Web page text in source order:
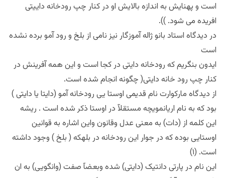
است و پهنایش به اندازه بالایش او در کنار چپ رودخانه داییتی
افریده می شود. )).
در دیدگاه استاد بانو ژاله آموزگار نیز نامی از بلخ و رود آمو برده نشده
است
ایدون بنگریم که رودخانه دایتی در کجا است و این همه آفرینش در
کنار چپ رود خانه دایتی( چگونه انجام شده است.
از دیدگاه مارکوارت نام قدیمی اوستا یی رودخانه آمو (دایتا یا دایتی )
بود که به نام اریانمویچه مستقلآ در اوستا ذکر شده است . ریشه
این کلمه از (دات) به معنی عدل وقانون واین اشاره به قوانین
اوستایی بوده که در جوار این رودخانه در بلهکه ( بلخ ) وجود داشته
است. (۱)
این نام در پارتی دانتیک (دایتی) شده وبعضآ صفت (وانگویی) به ان